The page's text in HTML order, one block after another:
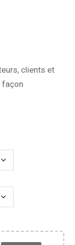
clients et
façon